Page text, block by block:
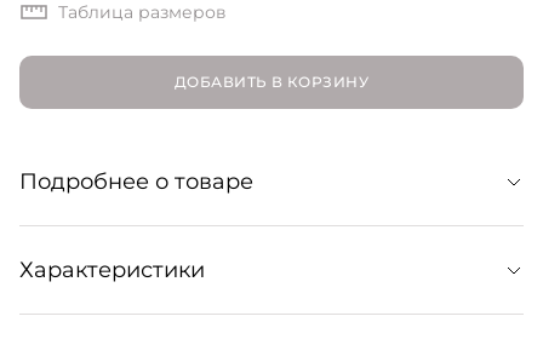
Таблица размеров
ДОБАВИТЬ В КОРЗИНУ
Подробнее о товаре
Удлиненный топ из костюмной ткани. Привлекает
внимание деталями кроя: объемными рукавами и
подолом-лепестками. Для создания монолука
Характеристики